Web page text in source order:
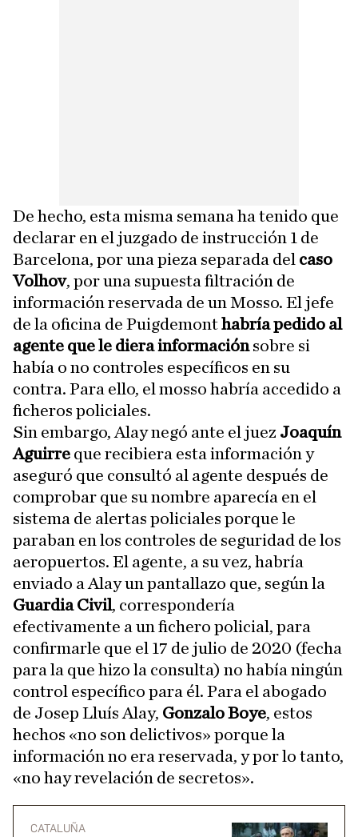
De hecho, esta misma semana ha tenido que
declarar en el juzgado de instrucción 1 de
Barcelona, por una pieza separada del caso
Volhov, por una supuesta filtración de
información reservada de un Mosso. El jefe
de la oficina de Puigdemonthabría pedido al
agente que le diera informaciónsobre si
había o no controles específicos en su
contra. Para ello, el mosso habría accedido a
ficheros policiales.
Sin embargo, Alay negó ante el juez Joaquín
Aguirre que recibiera esta información y
aseguró que consultó al agente después de
comprobar que su nombre aparecía en el
sistema de alertas policiales porque le
paraban en los controles de seguridad de los
aeropuertos. El agente, a su vez, habría
enviado a Alay un pantallazo que, según la
Guardia Civil, correspondería
efectivamente a un fichero policial, para
confirmarle que el 17 de julio de 2020 (fecha
para la que hizo la consulta) no había ningún
control específico para él. Para el abogado
de Josep Lluís Alay, Gonzalo Boye, estos
hechos «no son delictivos» porque la
información no era reservada, y por lo tanto,
«no hay revelación de secretos».
CATALUÑA